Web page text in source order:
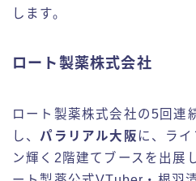
します。
ロート製薬株式会社
ロート製薬株式会社の5回連
し、 パラリアル大阪 に、ラ
ン輝く2階建てブースを出展